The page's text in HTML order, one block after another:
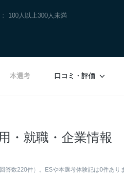
100人以上300人未満
本選考 口コミ・評価
・就職・企業情報
答数220件）。ESや本選考体験記は0件あり